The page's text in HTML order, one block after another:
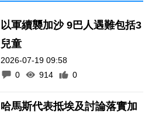
以軍續襲加沙 9巴人遇難包括3
兒童
2026-07-19 09:58
0
914 0
哈馬斯代表抵埃及討論落實加